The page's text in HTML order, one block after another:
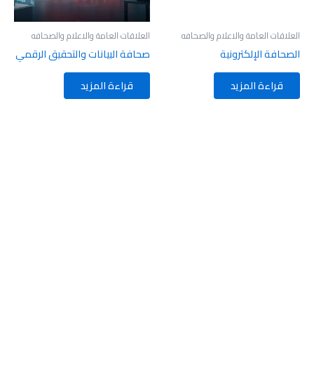
العلاقات العامة والاعلام والصحافه
الصحافة الإلكترونية
قراءة المزيد
العلاقات العامة والاعلام والصحافه
صحافة البيانات والتحقيق الرقمي
قراءة المزيد